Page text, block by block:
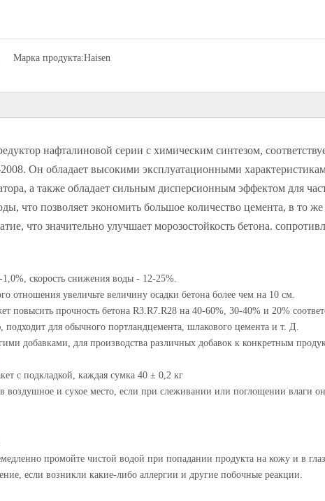
Марка продукта:Haisen
нафталиновой серии с химическим синтезом,
Он обладает высокими эксплуатационными
а также обладает сильным дисперсионным эффектом для
что позволяет экономить большое количество цемента, в то
что значительно улучшает морозостойкость бетона.
1,0%, скорость снижения воды - 12-25%.
отношения увеличьте величину осадки бетона более чем на 10 см.
повысить прочность бетона R3.R7.R28 на 40-60%, 30-40% и 20%
для обычного портландцемента, шлакового цемента и т. Д.
добавками, для производства различных добавок к конкретным
с подкладкой, каждая сумка 40 ± 0,2 кг
и сухое место, если при слеживании или поглощении влаги
промойте чистой водой при попадании продукта на кожу и в
если возникли какие-либо аллергии и другие побочные реакции.